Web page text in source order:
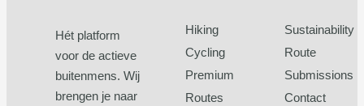
Hét platform
voor de actieve
buitenmens. Wij
brengen je naar
Hiking
Cycling
Premium
Routes
Sustainability
Route
Submissions
Contact